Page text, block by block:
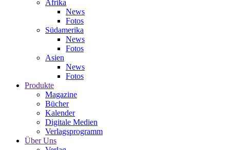
Afrika
News
Fotos
Südamerika
News
Fotos
Asien
News
Fotos
Produkte
Magazine
Bücher
Kalender
Digitale Medien
Verlagsprogramm
Über Uns